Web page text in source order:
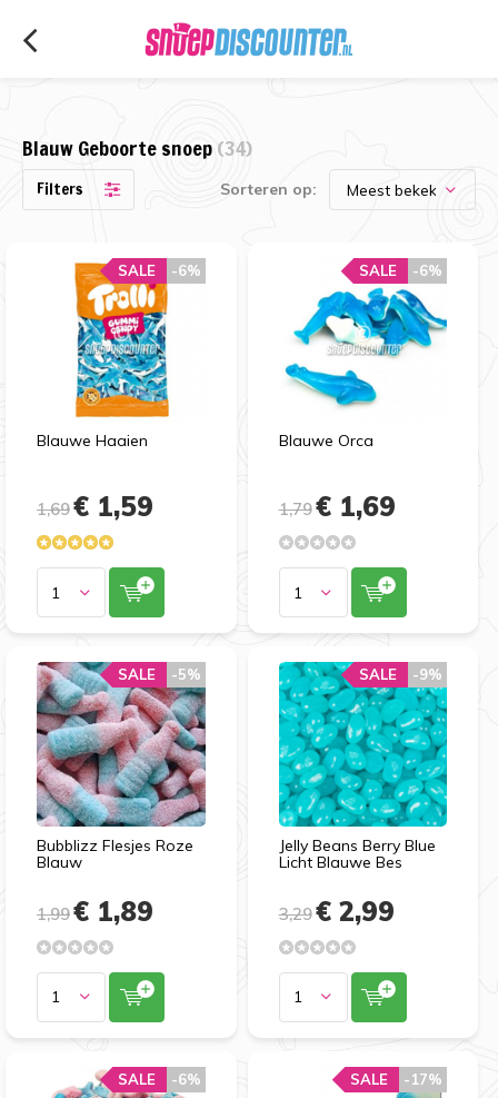
Blauw Geboorte snoep(34)
Filters Sorteren op:
Blauwe Haaien
-6%
SALE
1,69€ 1,59
Blauwe Orca
-6%
SALE
1,79€ 1,69
Bubblizz Flesjes Roze
Blauw
-5%
SALE
1,99€ 1,89
Jelly Beans Berry Blue
Licht Blauwe Bes
-9%
SALE
3,29€ 2,99
-6%
SALE -17%
SALE